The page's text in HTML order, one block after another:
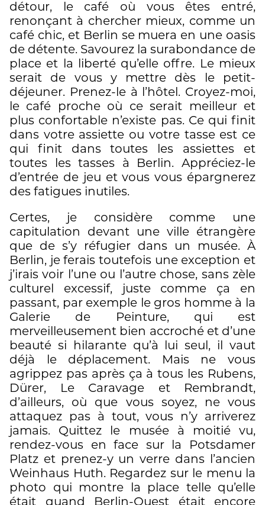
détour, le café où vous êtes entré,
renonçant à chercher mieux, comme un
café chic, et Berlin se muera en une oasis
de détente. Savourez la surabondance de
place et la liberté qu’elle offre. Le mieux
serait de vous y mettre dès le petit-
déjeuner. Prenez-le à l’hôtel. Croyez-moi,
le café proche où ce serait meilleur et
plus confortable n’existe pas. Ce qui finit
dans votre assiette ou votre tasse est ce
qui finit dans toutes les assiettes et
toutes les tasses à Berlin. Appréciez-le
d’entrée de jeu et vous vous épargnerez
des fatigues inutiles.
Certes, je considère comme une
capitulation devant une ville étrangère
que de s’y réfugier dans un musée. À
Berlin, je ferais toutefois une exception et
j’irais voir l’une ou l’autre chose, sans zèle
culturel excessif, juste comme ça en
passant, par exemple le gros homme à la
Galerie de Peinture, qui est
merveilleusement bien accroché et d’une
beauté si hilarante qu’à lui seul, il vaut
déjà le déplacement. Mais ne vous
agrippez pas après ça à tous les Rubens,
Dürer, Le Caravage et Rembrandt,
d’ailleurs, où que vous soyez, ne vous
attaquez pas à tout, vous n’y arriverez
jamais. Quittez le musée à moitié vu,
rendez-vous en face sur la Potsdamer
Platz et prenez-y un verre dans l’ancien
Weinhaus Huth. Regardez sur le menu la
photo qui montre la place telle qu’elle
était quand Berlin-Ouest était encore